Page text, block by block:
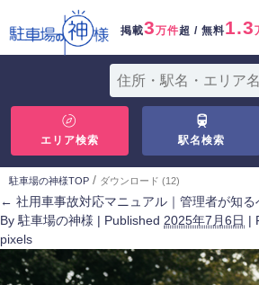
掲載3万件超 / 無料1.3
エリア検索 駅名検索
駐車場の神様TOP / ダウンロード (12)
← 社用車事故対応マニュアル｜管理者が知る
By 駐車場の神様 | Published 2025年7月6日 |
pixels